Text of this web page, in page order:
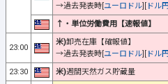
→過去発表時[ユーロドル][ ドル円
↑・単位労働費用【速報値】
23:00
米)卸売在庫【確報値】
→過去発表時[ユーロドル][ ドル円
23:30 米)週間天然ガス貯蔵量